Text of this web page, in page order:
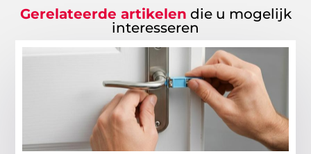
Gerelateerde artikelen die u mogelijk
interesseren